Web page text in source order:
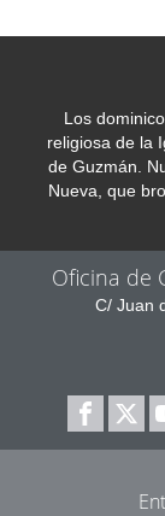
Los
religiosa de la
de Guzmán.
Nueva, que
Oficina de
C/ Juan